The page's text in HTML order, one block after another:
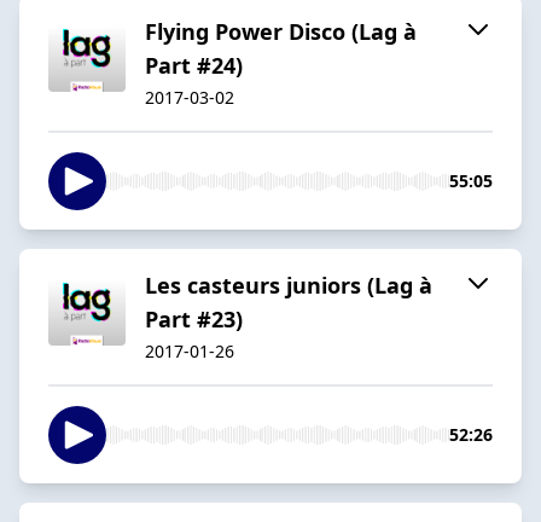
Flying Power Disco (Lag à
Part #24)
2017-03-02
55:05
Les casteurs juniors (Lag à
Part #23)
2017-01-26
52:26